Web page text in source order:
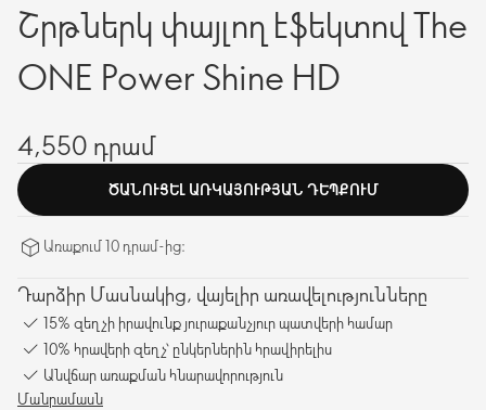
Շրթներկ փայլող էֆեկտով The
ONE Power Shine HD
4,550 դրամ
ԾԱՆՈՒՑԵԼ ԱՌԿԱՅՈՒԹՅԱՆ ԴԵՊՔՈՒՄ
Առաքում 10 դրամ-ից։
Դարձիր Մասնակից, վայելիր առավելությունները
15% զեղչի իրավունք յուրաքանչյուր պատվերի համար
10% հրավերի զեղչ՝ ընկերներին հրավիրելիս
Անվճար առաքման հնարավորություն
Մանրամասն